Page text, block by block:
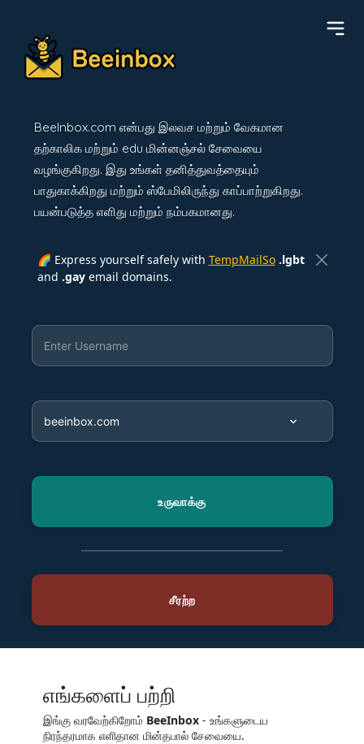
BeeInbox.com என்பது இலவச மற்றும் வேகமான
தற்காலிக மற்றும் edu மின்னஞ்சல் சேவையை
வழங்குகிறது. இது உங்கள் தனித்துவத்தையும்
பாதுகாக்கிறது மற்றும் ஸ்பேமிலிருந்து காப்பாற்றுகிறது.
பயன்படுத்த எளிது மற்றும் நம்பகமானது.
🌈 Express yourself safely with TempMailSo .lgbt
and .gayemail domains.
எங்களைப் பற்றி
இங்கு வரவேற்கிறோம் BeeInbox- உங்களுடைய
நிரந்தரமாக எளிதான மின்தபால் சேவையை.